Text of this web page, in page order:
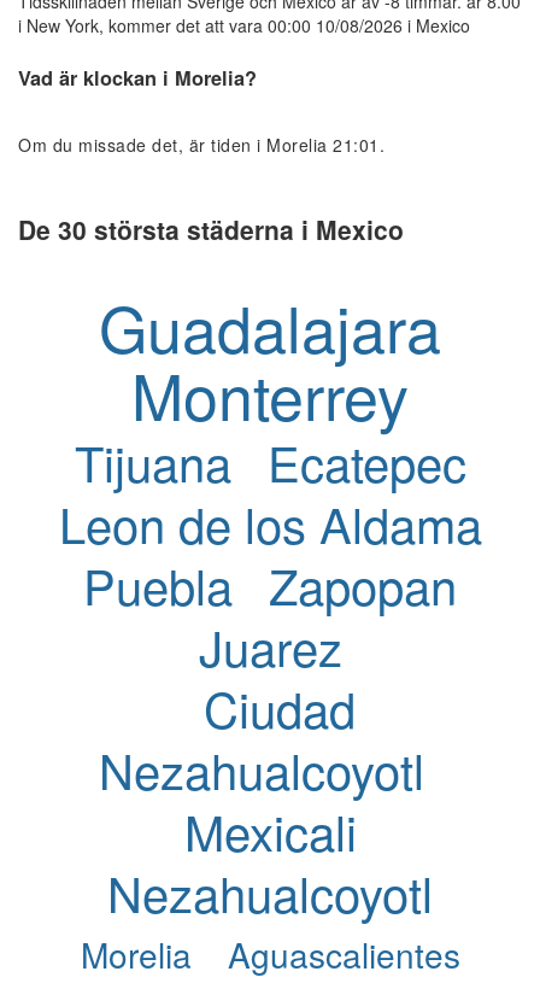
i New York, kommer det att vara 00:00 10/08/2026 i Mexico
Vad är klockan i Morelia?
Om du missade det, är tiden i Morelia 21:01.
De 30 största städerna i Mexico
Guadalajara
Monterrey
Tijuana Ecatepec
Leon de los Aldama
Puebla Zapopan
Juarez
Ciudad
Nezahualcoyotl
Mexicali
Nezahualcoyotl
Morelia
Aguascalientes